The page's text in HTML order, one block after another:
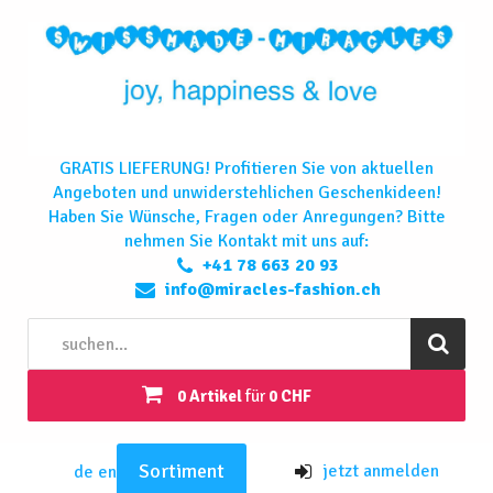
GRATIS LIEFERUNG! Profitieren Sie von aktuellen
Angeboten und unwiderstehlichen Geschenkideen!
Haben Sie Wünsche, Fragen oder Anregungen? Bitte
nehmen Sie Kontakt mit uns auf:
+41 78 663 20 93
info@miracles-fashion.ch
0 Artikelfür0 CHF
de en Sortiment jetzt anmelden